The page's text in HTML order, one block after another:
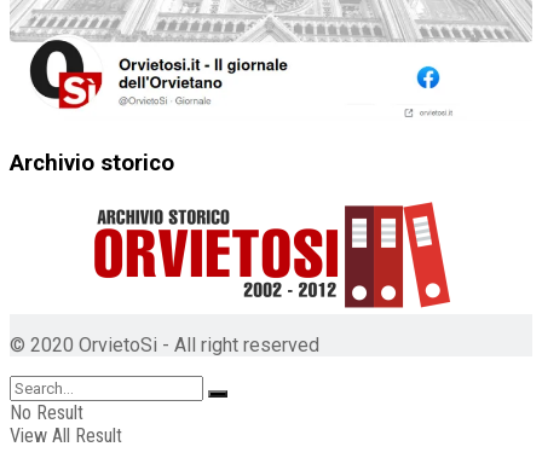
Archivio storico
© 2020 OrvietoSi - All right reserved
No Result
View All Result